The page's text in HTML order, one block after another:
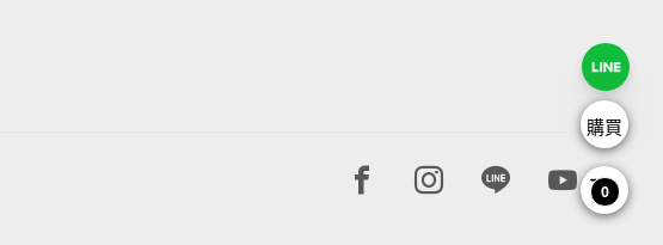
Facebook page
Instagram page
Line pageYoutube
購買
0